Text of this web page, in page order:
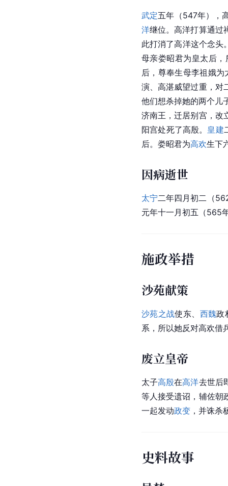
武定五年（547年），
洋继位。高洋打算通过
此打消了高洋这个念头
母亲娄昭君为皇太后
后，尊奉生母李祖娥为
演、高湛威望过重，对
他们想杀掉她的两个儿
济南王，迁居别宫，改
阳宫处死了高殷。 皇建
后。娄昭君为高欢生下
因病逝世
太宁二年四月初二（
元年十一月初五（565
施政举措
沙苑献策
沙苑之战使东、 西魏政
系，所以她反对高欢借
废立皇帝
太子高殷在高洋去世后
等人接受遗诏，辅佐朝
一起发动政变 ，并诛
史料故事